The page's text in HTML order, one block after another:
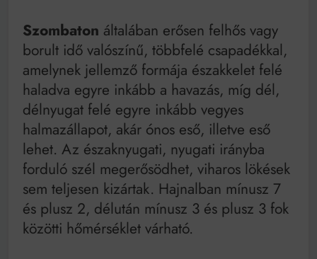
Szombaton általában erősen felhős vagy
borult idő valószínű, többfelé csapadékkal,
amelynek jellemző formája északkelet felé
haladva egyre inkább a havazás, míg dél,
délnyugat felé egyre inkább vegyes
halmazállapot, akár ónos eső, illetve eső
lehet. Az északnyugati, nyugati irányba
forduló szél megerősödhet, viharos lökések
sem teljesen kizártak. Hajnalban mínusz 7
és plusz 2, délután mínusz 3 és plusz 3 fok
közötti hőmérséklet várható.